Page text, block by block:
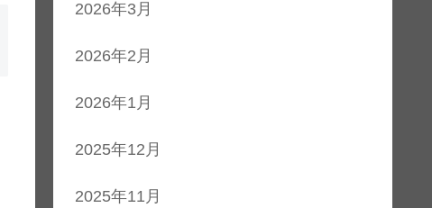
2026年3月
2026年2月
2026年1月
2025年12月
2025年11月